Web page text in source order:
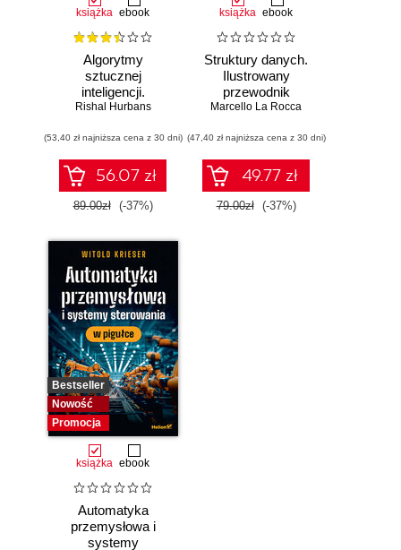
książka ebook
Algorytmy
sztucznej
inteligencji.
Ilustrowany
Rishal Hurbans
(53,40 zł najniższa cena z 30 dni)
56.07 zł
89.00zł (-37%)
książka ebook
Struktury danych.
Ilustrowany
przewodnik
Marcello La Rocca
(47,40 zł najniższa cena z 30 dni)
49.77 zł
79.00zł (-37%)
Bestseller
Nowość
Promocja
książka ebook
Automatyka
przemysłowa i
systemy